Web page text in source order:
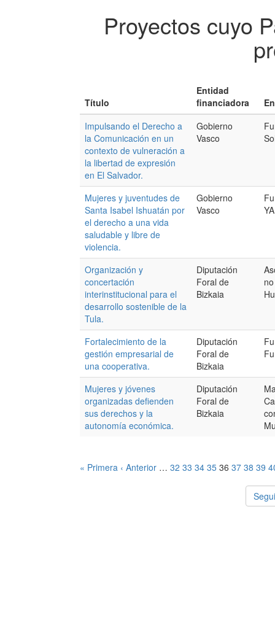
Proyectos cuyo
Título
Entidad
financiadora
Impulsando el Derecho a
la Comunicación en un
contexto de vulneración a
la libertad de expresión
en El Salvador.
Gobierno
Vasco
Mujeres y juventudes de
Santa Isabel Ishuatán por
el derecho a una vida
saludable y libre de
violencia.
Gobierno
Vasco
Organización y
concertación
interinstitucional para el
desarrollo sostenible de la
Tula.
Diputación
Foral de
Bizkaia
Fortalecimiento de la
gestión empresarial de
una cooperativa.
Diputación
Foral de
Bizkaia
Mujeres y jóvenes
organizadas defienden
sus derechos y la
autonomía económica.
Diputación
Foral de
Bizkaia
« Primera ‹ Anterior … 32 33 34 35 36 37 38 39